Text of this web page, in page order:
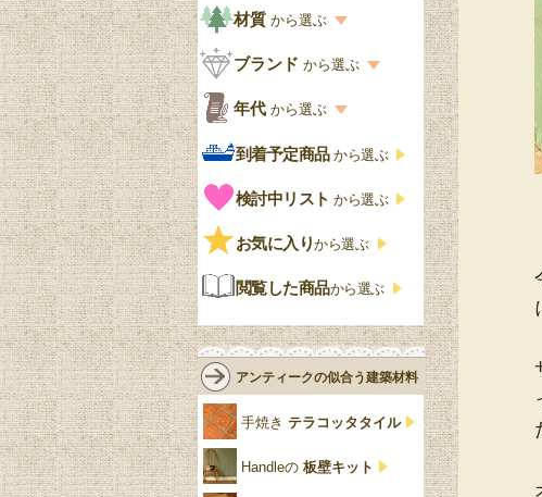
木製ワゴン
ェア
洋服タンス
チェストおしゃれ
クローゼット
鏡台
花台
仏壇おしゃれ
靴箱収納
式
エリザベス様式
ジャコビアン
ロココ様式
アップルパイ色
白・ホワイト
黒・ブラック
象嵌・マーケットリー
寄木・パーケットリー
模様の一覧
ペディメント
コーニス
グ
ストラップワーク
雷文
ビーディング
リネンフォールド
ルネット
アカンサス
パイクラスト
材質 から選ぶ
材質の一覧
オーク材
マホガニー
ローズウッド材
サテンウッド材
ブランド から選ぶ
ブランド一覧
Handleオリジナル
ウィリアムモリス
ロイドルーム
コントワールドファミー
ユ
ジェニファーテイラー
年代 から選ぶ
年代別の一覧
アンティーク
ビンテージ
到着予定商品から選ぶ
検討中リスト から選ぶ
お気に入りから選ぶ
閲覧した商品から選ぶ
アンティークの似合う建築材料
手焼き テラコッタタイル
Handleの 板壁キット